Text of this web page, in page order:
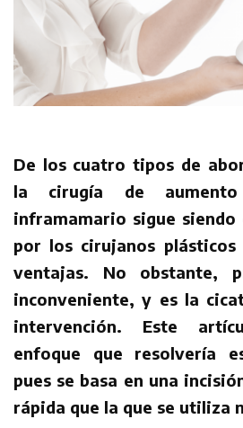
De los cuatro tipos de
la cirugía de
inframamario sigue siendo
por los cirujanos
ventajas. No obstante,
inconveniente, y es la
intervención. Este
enfoque que resolvería
pues se basa en una
rápida que la que se utiliza